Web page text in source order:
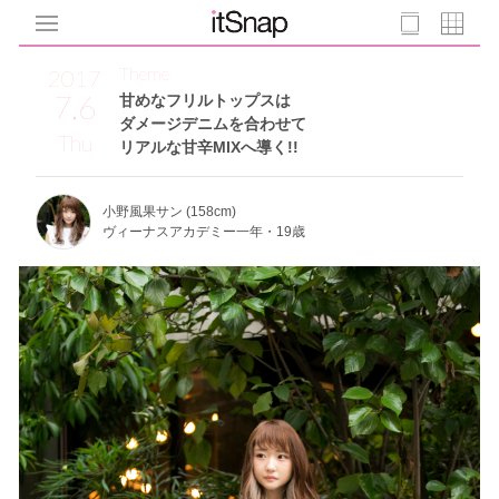
2017
7.6
Thu
甘めなフリルトップスは
ダメージデニムを合わせて
リアルな甘辛MIXへ導く!!
Theme
小野風果サン (158cm)
ヴィーナスアカデミー一年・19歳